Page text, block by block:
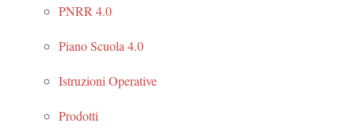
PNRR 4.0
Piano Scuola 4.0
Istruzioni Operative
Prodotti